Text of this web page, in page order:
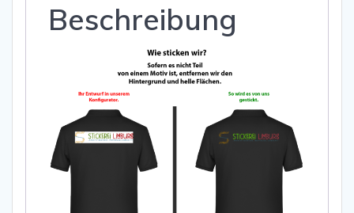
Beschreibung